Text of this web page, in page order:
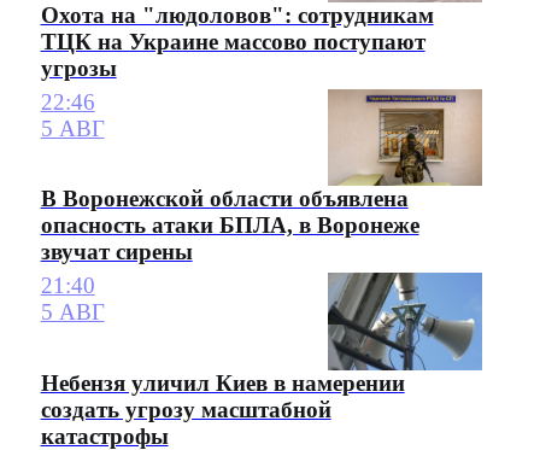
Охота на "людоловов": сотрудникам
ТЦК на Украине массово поступают
угрозы
22:46
5 АВГ
В Воронежской области объявлена
опасность атаки БПЛА, в Воронеже
звучат сирены
21:40
5 АВГ
Небензя уличил Киев в намерении
создать угрозу масштабной
катастрофы